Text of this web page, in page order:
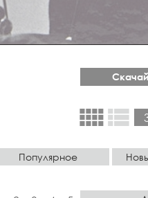
view_comfyview_list
Популярное